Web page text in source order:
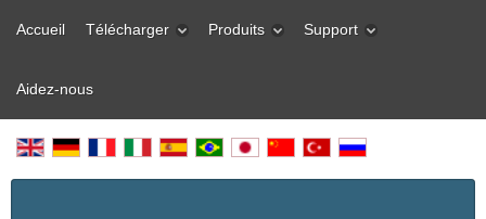
Accueil Télécharger Produits Support
Aidez-nous